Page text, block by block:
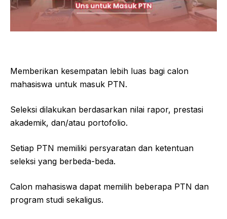
Memberikan kesempatan lebih luas bagi calon
mahasiswa untuk masuk PTN.
Seleksi dilakukan berdasarkan nilai rapor, prestasi
akademik, dan/atau portofolio.
Setiap PTN memiliki persyaratan dan ketentuan
seleksi yang berbeda-beda.
Calon mahasiswa dapat memilih beberapa PTN dan
program studi sekaligus.